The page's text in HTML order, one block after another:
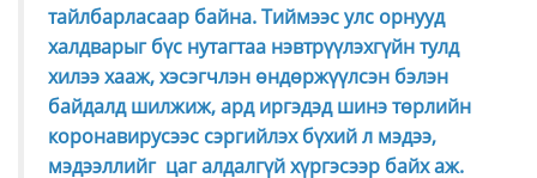
тайлбарласаар байна. Тиймээс улс орнууд
халдварыг бүс нутагтаа нэвтрүүлэхгүйн тулд
хилээ хааж, хэсэгчлэн өн­дөр­жүүлсэн бэлэн
байдалд шил­жиж, ард иргэдэд шинэ төр­лийн
коронавирусээс сэр­гий­лэх бүхий л мэдээ,
мэдээллийг цаг алдалгүй хүргэсээр байх аж.